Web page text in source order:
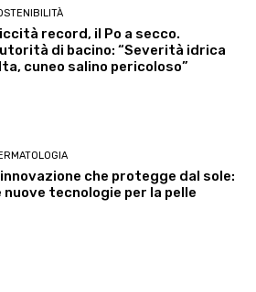
record, il Po a secco.
di bacino: “Severità idrica
cuneo salino pericoloso”
che protegge dal sole:
nuove tecnologie per la pelle